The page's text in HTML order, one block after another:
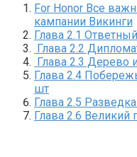
For Honor Все
кампании Викинги
Глава 2.1
Глава 2.2
Глава 2.3 Дерево
Глава 2.4
шт
Глава 2.5
Глава 2.6 Великий